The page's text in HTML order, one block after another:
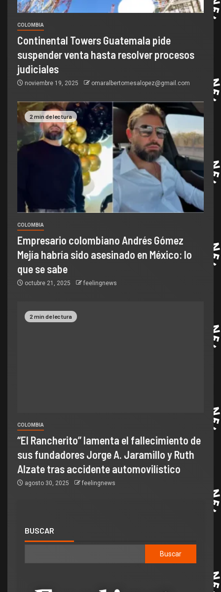
COLOMBIA
Continental Towers Guatemala pide
suspender venta hasta resolver procesos
judiciales
noviembre 19, 2025 omaralbertomesalopez@gmail.com
2 min de lectura
COLOMBIA
Empresario colombiano Andrés Gómez
Mejía habría sido asesinado en México: lo
que se sabe
octubre 21, 2025 feelingnews
2 min de lectura
COLOMBIA
“El Rancherito” lamenta el fallecimiento de
sus fundadores Jorge A. Jaramillo y Ruth
Alzate tras accidente automovilístico
agosto 30, 2025 feelingnews
BUSCAR
Buscar